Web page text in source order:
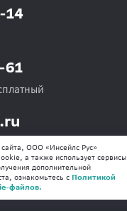
14
61
ООО «Инсейлс Рус»
а также использует сервисы
дополнительной
ознакомьтесь с Политикой
файлов.